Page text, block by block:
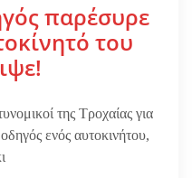
παρέσυρε
του
της Τροχαίας για
ενός αυτοκινήτου,